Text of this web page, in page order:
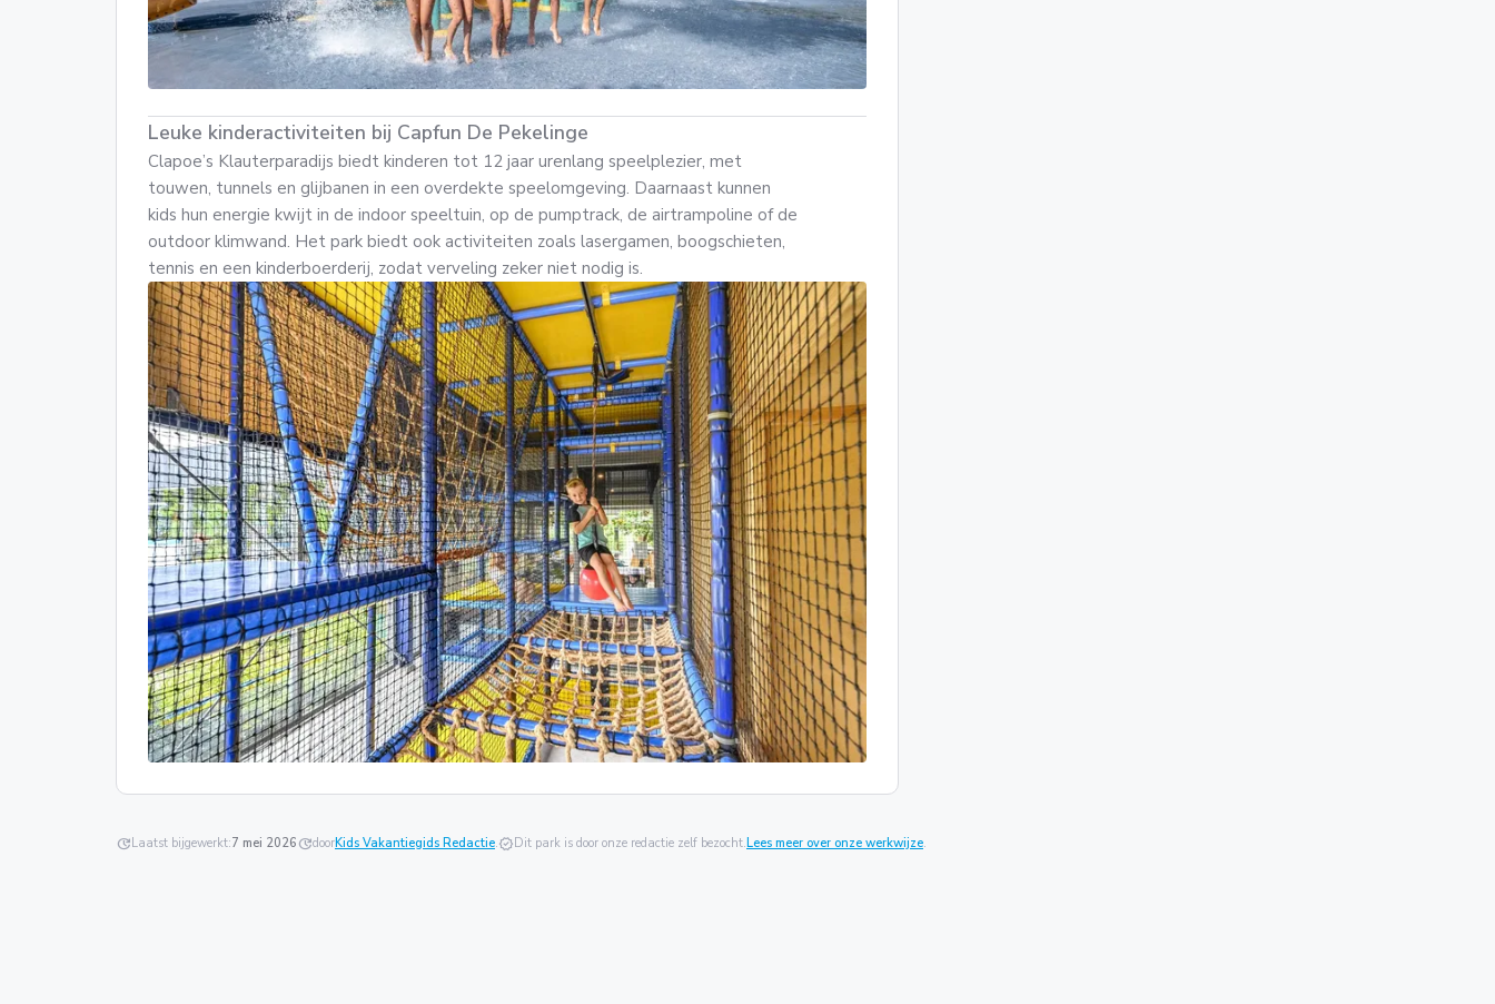
Leuke kinderactiviteiten bij Capfun De Pekelinge
Clapoe’s Klauterparadijs biedt kinderen tot 12 jaar urenlang speelplezier, met
touwen, tunnels en glijbanen in een overdekte speelomgeving. Daarnaast kunnen
kids hun energie kwijt in de indoor speeltuin, op de pumptrack, de airtrampoline of de
outdoor klimwand. Het park biedt ook activiteiten zoals lasergamen, boogschieten,
tennis en een kinderboerderij, zodat verveling zeker niet nodig is.
updateLaatst bijgewerkt:7 mei 2026 updatedoorKids Vakantiegids Redactie.verifiedDit park is door onze redactie zelf bezocht.Lees meer over onze werkwijze.